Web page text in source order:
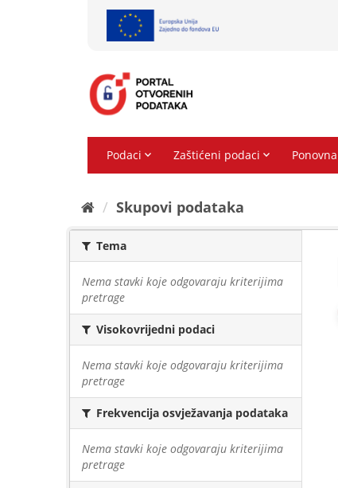
Skupovi podаtаkа
Tema
Nema stavki koje odgovaraju kriterijima
pretrage
Visokovrijedni podaci
Nema stavki koje odgovaraju kriterijima
pretrage
Frekvencija osvježavanja podataka
Nema stavki koje odgovaraju kriterijima
pretrage